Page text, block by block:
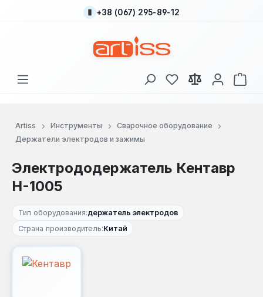
Перейти к основному содержанию
+38 (067) 295-89-12
У вас есть товары
В
Artiss Инструменты
Сварочное оборудование
Держатели электродов и зажимы
Электрододержатель Кентавр
Н-1005
Тип оборудования:держатель электродов
Страна производитель:Китай